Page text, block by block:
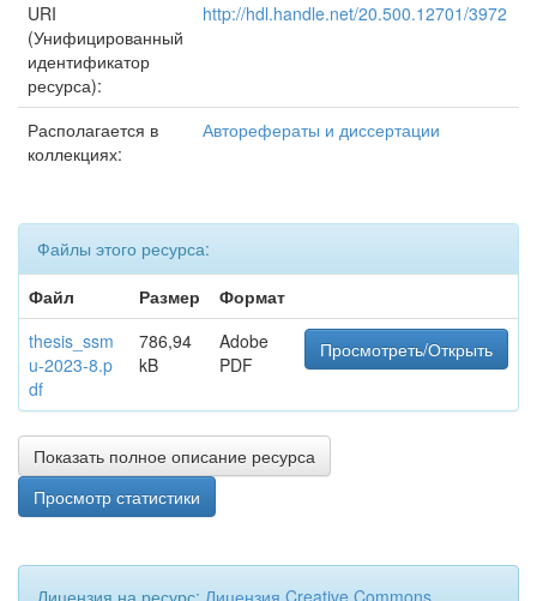
URI
(Унифицированный
идентификатор
ресурса):
http://hdl.handle.net/20.500.12701/3972
Располагается в
коллекциях:
Авторефераты и диссертации
Файлы этого ресурса:
Файл
Размер
Формат
thesis_ssm
u-2023-8.p
df
786,94
kB
Adobe
PDF
Просмотреть/Открыть
Показать полное описание ресурса
Просмотр статистики
Лицензия на ресурс: Лицензия Creative Commons